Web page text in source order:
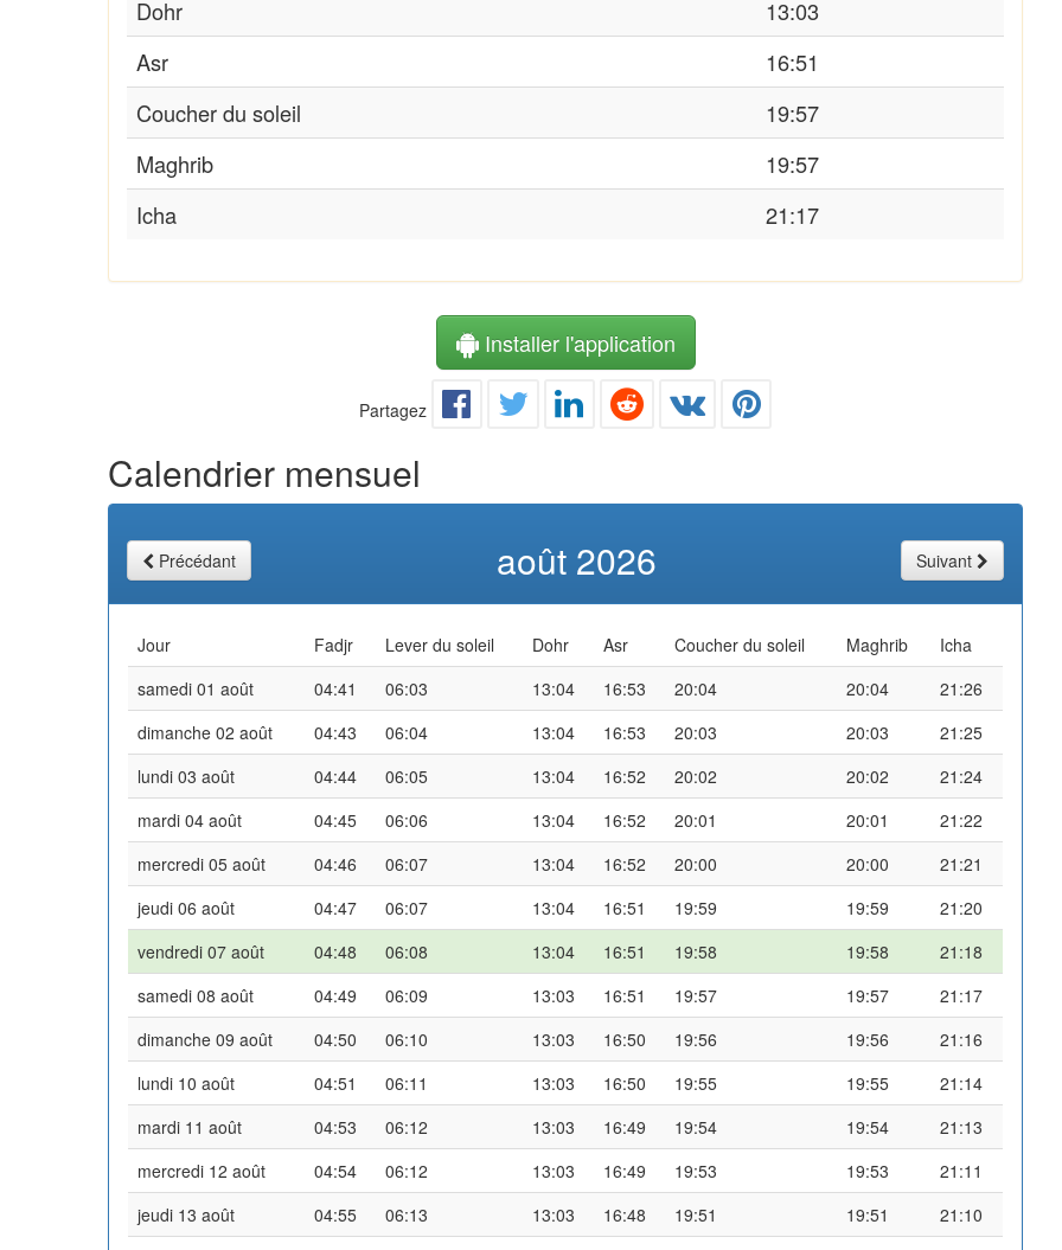
Dohr
13:03
Asr
16:51
Coucher du soleil
19:57
Maghrib
19:57
Icha
21:17
Installer l'application
Partagez
Calendrier mensuel
Précédant août 2026 Suivant
Jour Fadjr Lever du soleil Dohr Asr Coucher du soleil Maghrib
Icha
samedi 01 août
04:41 06:03 13:04 16:53 20:04 20:04
21:26
dimanche 02 août
04:43 06:04 13:04 16:53 20:03 20:03
21:25
lundi 03 août
04:44 06:05 13:04 16:52 20:02 20:02
21:24
mardi 04 août
04:45 06:06 13:04 16:52 20:01 20:01
21:22
mercredi 05 août
04:46 06:07 13:04 16:52 20:00 20:00
21:21
jeudi 06 août
04:47 06:07 13:04 16:51 19:59 19:59
21:20
vendredi 07 août
04:48 06:08 13:04 16:51 19:58 19:58
21:18
samedi 08 août
04:49 06:09 13:03 16:51 19:57 19:57
21:17
dimanche 09 août
04:50 06:10 13:03 16:50 19:56 19:56
21:16
lundi 10 août
04:51 06:11 13:03 16:50 19:55 19:55
21:14
mardi 11 août
04:53 06:12 13:03 16:49 19:54 19:54
21:13
mercredi 12 août
04:54 06:12 13:03 16:49 19:53 19:53
21:11
jeudi 13 août
04:55 06:13 13:03 16:48 19:51 19:51
21:10